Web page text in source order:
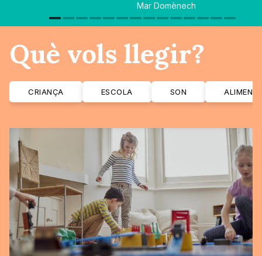
Mar Domènech
Què vols llegir?
CRIANÇA ESCOLA SON